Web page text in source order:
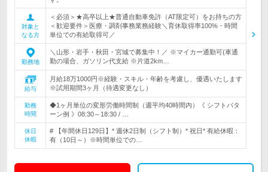
対象と
なる方
＜必須＞★高卒以上★普通自動車免許（AT限定可）をお持ちの方
＜歓迎要件＞医療・調剤事務業務経験＼育休取得率100%・時間
単位での有給取得可／
勤務地
＼山形・岩手・秋田・宮城で募集中！／ ※マイカー通勤可(車通
勤の場合、ガソリン代支給 ※片道2km…
給与
月給18万1000円※経験・スキル・年齢を考慮し、優遇いたします
※試用期間3ヶ月（待遇変更なし）
勤務
時間
◆1ヶ月単位の変形労働時間制（週平均40時間内）《 シフトパタ
ーン例 》08:30～18:30 / …
休日
休暇
# 【年間休日129日】* 週休2日制（シフト制）* 祝日* 有給休暇：
有（10日～）※時間単位での…